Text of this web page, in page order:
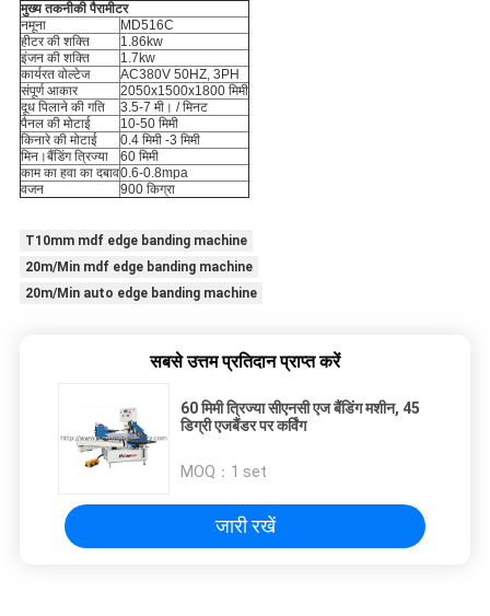
मुख्य तकनीकी पैरामीटर
नमूना
MD516C
हीटर की शक्ति
1.86kw
इंजन की शक्ति
1.7kw
कार्यरत वोल्टेज
AC380V 50HZ, 3PH
संपूर्ण आकार
2050x1500x1800 मिमी
दूध पिलाने की गति
3.5-7 मी। / मिनट
पैनल की मोटाई
10-50 मिमी
किनारे की मोटाई
0.4 मिमी -3 मिमी
मिन।बैंडिंग त्रिज्या
60 मिमी
काम का हवा का दबाव0.6-0.8mpa
वजन
900 किग्रा
T10mm mdf edge banding machine
20m/Min mdf edge banding machine
20m/Min auto edge banding machine
सबसे उत्तम प्रतिदान प्राप्त करें
60 मिमी त्रिज्या सीएनसी एज बैंडिंग मशीन, 45
डिग्री एजबैंडर पर कर्विंग
MOQ： 1 set
जारी रखें